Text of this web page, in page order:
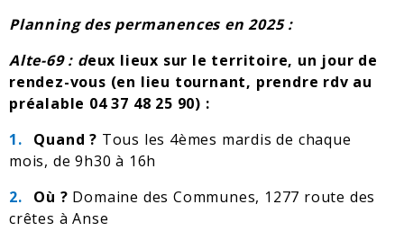
Planning des permanences en 2025 :
Alte-69 : deux lieux sur le territoire, un jour de
rendez-vous (en lieu tournant, prendre rdv au
préalable 04 37 48 25 90) :
Quand ? Tous les 4èmes mardis de chaque
mois, de 9h30 à 16h
Où ? Domaine des Communes, 1277 route des
crêtes à Anse